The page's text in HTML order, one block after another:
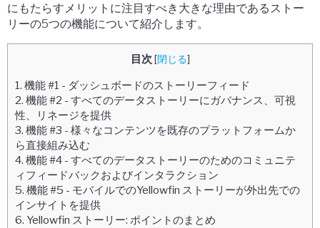
にもたらすメリットに注目すべき大きな理由であるストー
リーの5つの機能について紹介します。
目次 [閉じる]
1. 機能 #1 - ダッシュボードのストーリーフィード
2. 機能 #2 - すべてのデータストーリーにガバナンス、可視
性、リネージを提供
3. 機能 #3 - 様々なコンテンツを既存のプラットフォームか
ら直接組み込む
4. 機能 #4 - すべてのデータストーリーのためのコミュニテ
ィフィードバックおよびインタラクション
5. 機能 #5 - モバイルでのYellowfin ストーリーが外出先での
インサイトを提供
6. Yellowfin ストーリー: ポイントのまとめ